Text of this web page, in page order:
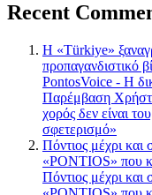
Recent
Η «Türkiye»
προπαγανδιστικό
PontosVoice - H
Παρέμβαση
χορός δεν είναι
σφετερισμό»
Πόντιος μέχρι
«PONTIOS» που
Πόντιος μέχρι